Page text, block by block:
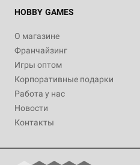
HOBBY GAMES
О магазине
Франчайзинг
Игры оптом
Корпоративные подарки
Работа у нас
Новости
Контакты